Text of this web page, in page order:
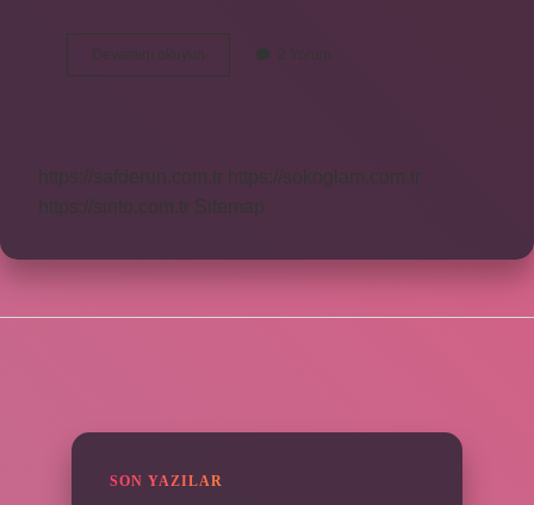
Devamını okuyun
Karayemişin
Diğer
2 Yorum
https://safderun.com.tr
https://sokoglam.com.tr
https://sinto.com.tr
Sitemap
SON YAZILAR